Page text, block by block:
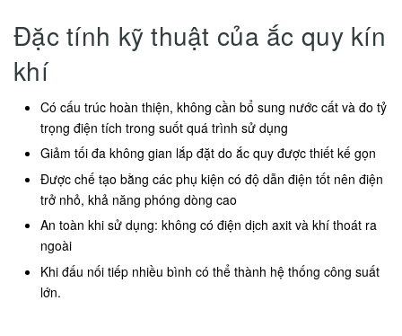
Đặc tính kỹ thuật của ắc quy kín
khí
Có cấu trúc hoàn thiện, không cần bổ sung nước cất và đo tỷ
trọng điện tích trong suốt quá trình sử dụng
Giảm tối đa không gian lắp đặt do ắc quy được thiết kế gọn
Được chế tạo bằng các phụ kiện có độ dẫn điện tốt nên điện
trở nhỏ, khả năng phóng dòng cao
An toàn khi sử dụng: không có điện dịch axit và khí thoát ra
ngoài
Khi đấu nối tiếp nhiều bình có thể thành hệ thống công suất
lớn.